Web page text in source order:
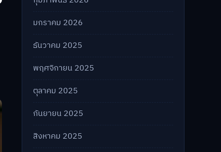
มกราคม 2026
ธันวาคม 2025
พฤศจิกายน 2025
ตุลาคม 2025
กันยายน 2025
สิงหาคม 2025